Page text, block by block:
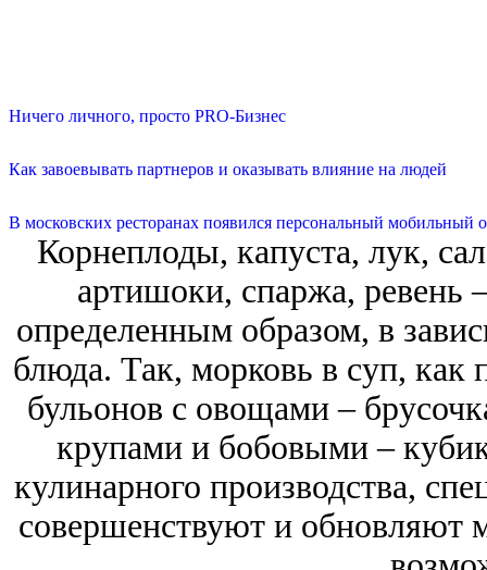
Ничего личного, просто PRO-Бизнес
Как завоевывать партнеров и оказывать влияние на людей
В московских ресторанах появился персональный мобильный
Корнеплоды, капуста, лук,
артишоки, спаржа, ревень
определенным образом, в
блюда. Так, морковь в суп, как
бульонов с овощами –
крупами и бобовыми –
кулинарного производства,
совершенствуют и обновляют